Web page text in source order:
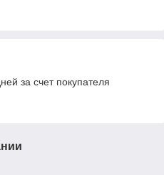
за счет покупателя